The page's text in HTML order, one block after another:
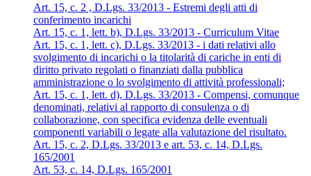
Art. 15, c. 2 , D.Lgs. 33/2013 - Estremi degli atti di
conferimento incarichi
Art. 15, c. 1, lett. b), D.Lgs. 33/2013 - Curriculum Vitae
Art. 15, c. 1, lett. c), D.Lgs. 33/2013 - i dati relativi allo
svolgimento di incarichi o la titolarità di cariche in enti di
diritto privato regolati o finanziati dalla pubblica
amministrazione o lo svolgimento di attività professionali;
Art. 15, c. 1, lett. d), D.Lgs. 33/2013 - Compensi, comunque
denominati, relativi al rapporto di consulenza o di
collaborazione, con specifica evidenza delle eventuali
componenti variabili o legate alla valutazione del risultato.
Art. 15, c. 2, D.Lgs. 33/2013 e art. 53, c. 14, D.Lgs.
165/2001
Art. 53, c. 14, D.Lgs. 165/2001